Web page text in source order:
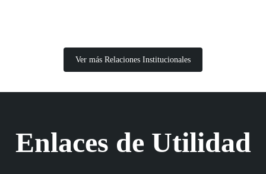
Ver más Relaciones Institucionales
Enlaces de Utilidad